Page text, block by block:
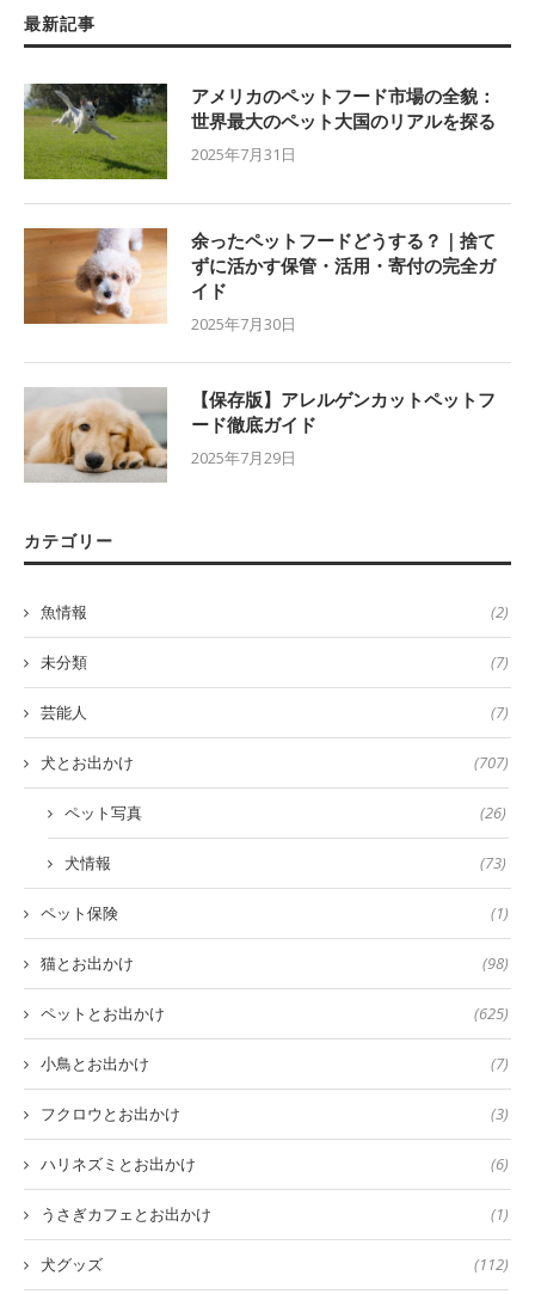
最新記事
アメリカのペットフード市場の全貌：
世界最大のペット大国のリアルを探る
2025年7月31日
余ったペットフードどうする？｜捨て
ずに活かす保管・活用・寄付の完全ガ
イド
2025年7月30日
【保存版】アレルゲンカットペットフ
ード徹底ガイド
2025年7月29日
カテゴリー
魚情報 (2)
未分類 (7)
芸能人 (7)
犬とお出かけ (707)
ペット写真 (26)
犬情報 (73)
ペット保険 (1)
猫とお出かけ (98)
ペットとお出かけ (625)
小鳥とお出かけ (7)
フクロウとお出かけ (3)
ハリネズミとお出かけ (6)
うさぎカフェとお出かけ (1)
犬グッズ (112)